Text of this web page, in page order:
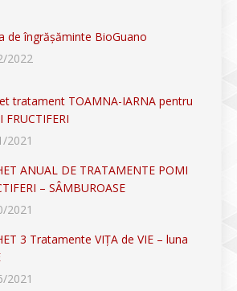
de îngrășăminte BioGuano
2022
tratament TOAMNA-IARNA pentru
FRUCTIFERI
2021
ANUAL DE TRATAMENTE POMI
– SÂMBUROASE
2021
3 Tratamente VIȚA de VIE – luna
2021